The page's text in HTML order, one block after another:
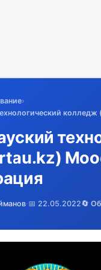
›
·📅 22.05.2022🔄